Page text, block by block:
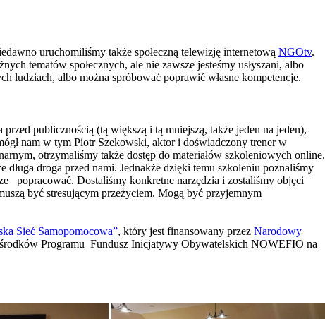
uruchomiliśmy także społeczną telewizję internetową NGOtv.
tematów społecznych, ale nie zawsze jesteśmy usłyszani, albo
ludziach, albo można spróbować poprawić własne kompetencje.
publicznością (tą większą i tą mniejszą, także jeden na jeden),
nam w tym Piotr Szekowski, aktor i doświadczony trener w
otrzymaliśmy także dostęp do materiałów szkoleniowych online.
droga przed nami. Jednakże dzięki temu szkoleniu poznaliśmy
popracować. Dostaliśmy konkretne narzędzia i zostaliśmy objęci
być stresującym przeżyciem. Mogą być przyjemnym
Sieć Samopomocowa”, który jest finansowany przez Narodowy
Programu Fundusz Inicjatywy Obywatelskich NOWEFIO na